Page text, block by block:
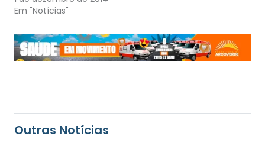
Em "Notícias"
Outras Notícias